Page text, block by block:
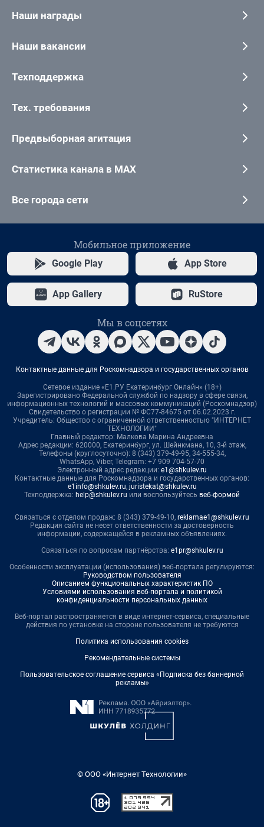
Наши награды
Наши вакансии
Техподдержка
Тех. требования
Предвыборная агитация
Статистика канала в MAX
Все города сети
Мобильное приложение
Google Play App Store
App Gallery RuStore
Мы в соцсетях
Контактные данные для Роскомнадзора и государственных органов
Сетевое издание «Е1.РУ Екатеринбург Онлайн» (18+)
Зарегистрировано Федеральной службой по надзору в сфере связи,
информационных технологий и массовых коммуникаций (Роскомнадзор)
Свидетельство о регистрации № ФС77-84675 от 06.02.2023 г.
Учредитель: Общество с ограниченной ответственностью "ИНТЕРНЕТ
ТЕХНОЛОГИИ"
Главный редактор: Малкова Марина Андреевна
Адрес редакции: 620000, Екатеринбург, ул. Шейнкмана, 10, 3-й этаж,
Телефоны (круглосуточно): 8 (343) 379-49-95, 34-555-34,
WhatsApp, Viber, Telegram: +7 909 704-57-70
Электронный адрес редакции: e1@shkulev.ru
Контактные данные для Роскомнадзора и государственных органов:
e1info@shkulev.ru, juristekat@shkulev.ru
Техподдержка: help@shkulev.ru или воспользуйтесь веб-формой
Связаться с отделом продаж: 8 (343) 379-49-10, reklamae1@shkulev.ru
Редакция сайта не несет ответственности за достоверность
информации, содержащейся в рекламных объявлениях.
Связаться по вопросам партнёрства: e1pr@shkulev.ru
Особенности эксплуатации (использования) веб-портала регулируются:
Руководством пользователя
Описанием функциональных характеристик ПО
Условиями использования веб-портала и политикой
конфиденциальности персональных данных
Веб-портал распространяется в виде интернет-сервиса, специальные
действия по установке на стороне пользователя не требуются
Политика использования cookies
Рекомендательные системы
Пользовательское соглашение сервиса «Подписка без баннерной
рекламы»
© ООО «Интернет Технологии»